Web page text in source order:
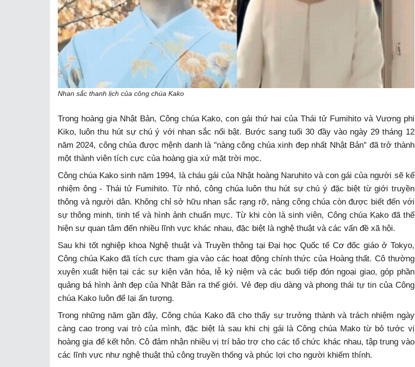
Nhan sắc thanh lịch của công chúa Kako
Trong hoàng gia Nhật Bản, Công chúa Kako, con gái thứ hai của Thái tử Fumihito và Vương phi
Kiko, luôn thu hút sự chú ý với nhan sắc nổi bật. Bước sang tuổi 30 đầy vào ngày 29 tháng 12
năm 2024, công chúa được mệnh danh là "nàng công chúa xinh đẹp nhất Nhật Bản" đã trở thành
một thành viên tích cực của hoàng gia xứ mặt trời mọc.
Công chúa Kako sinh năm 1994, là cháu gái của Nhật hoàng Naruhito và con gái của người sẽ kế
nhiệm ông - Thái tử Fumihito. Từ nhỏ, công chúa luôn thu hút sự chú ý đặc biệt từ giới truyền
thông và người dân. Không chỉ sở hữu nhan sắc rạng rỡ, nàng công chúa còn được biết đến với
sự thông minh, tinh tế và hình ảnh chuẩn mực. Từ khi còn là sinh viên, Công chúa Kako đã thể
hiện sự quan tâm đến nhiều lĩnh vực khác nhau, đặc biệt là nghệ thuật và các vấn đề xã hội.
Sau khi tốt nghiệp khoa Nghệ thuật và Truyền thông tại Đại học Quốc tế Cơ đốc giáo ở Tokyo,
Công chúa Kako đã tích cực tham gia vào các hoạt động chính thức của Hoàng thất. Cô thường
xuyên xuất hiện tại các sự kiện văn hóa, lễ kỷ niệm và các buổi tiếp đón ngoại giao, góp phần
quảng bá hình ảnh đẹp của Nhật Bản ra thế giới. Vẻ đẹp dịu dàng và phong thái tự tin của Công
chúa Kako luôn để lại ấn tượng.
Trong những năm gần đây, Công chúa Kako đã cho thấy sự trưởng thành và trách nhiệm ngày
càng cao trong vai trò của mình, đặc biệt là sau khi chị gái là Công chúa Mako từ bỏ tước vị
hoàng gia để kết hôn. Cô đảm nhận nhiều vị trí bảo trợ cho các tổ chức khác nhau, tập trung vào
các lĩnh vực như nghệ thuật thủ công truyền thống và phúc lợi cho người khiếm thính.